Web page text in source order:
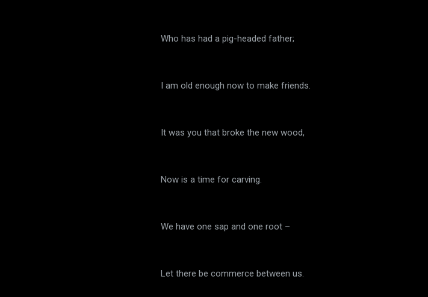
Who has had a pig-headed father;
I am old enough now to make friends.
It was you that broke the new wood,
Now is a time for carving.
We have one sap and one root –
Let there be commerce between us.